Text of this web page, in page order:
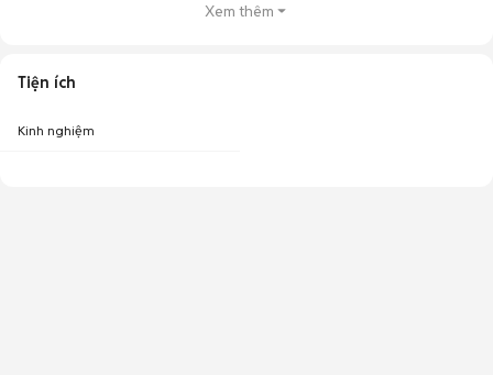
Xem thêm
Tiện ích
Kinh nghiệm